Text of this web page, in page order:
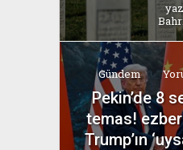
Gündem
Pekin’de 8
temas!
Trump’ın